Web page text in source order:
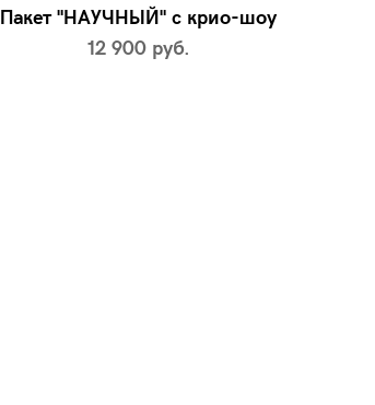
Пакет "НАУЧНЫЙ" с крио-шоу
12 900 pуб.